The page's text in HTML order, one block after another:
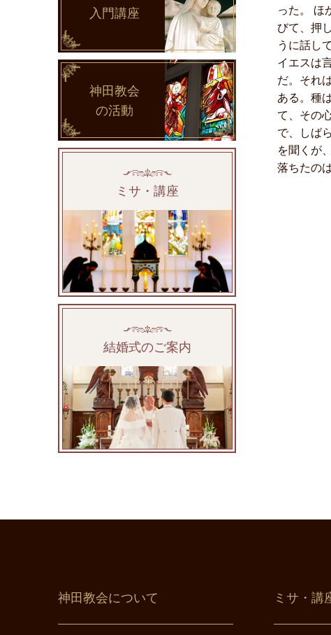
った。 ほ
びて、押
うに話し
イエスは
だ。それ
ある。種
て、その
で、しば
を聞くが
落ちたの
入門講座
神田教会
の活動
ミサ・講座
結婚式のご案内
神田教会について ミサ・講